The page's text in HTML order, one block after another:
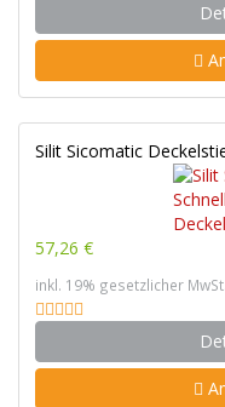
Silit Sicomatic
57,26 €
inkl. 19% gesetzlicher MwSt.